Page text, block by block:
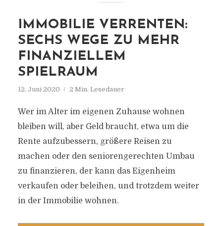
IMMOBILIE VERRENTEN:
SECHS WEGE ZU MEHR
FINANZIELLEM
SPIELRAUM
12. Juni 2020 2 Min. Lesedauer
Wer im Alter im eigenen Zuhause wohnen
bleiben will, aber Geld braucht, etwa um die
Rente aufzubessern, größere Reisen zu
machen oder den seniorengerechten Umbau
zu finanzieren, der kann das Eigenheim
verkaufen oder beleihen, und trotzdem weiter
in der Immobilie wohnen.